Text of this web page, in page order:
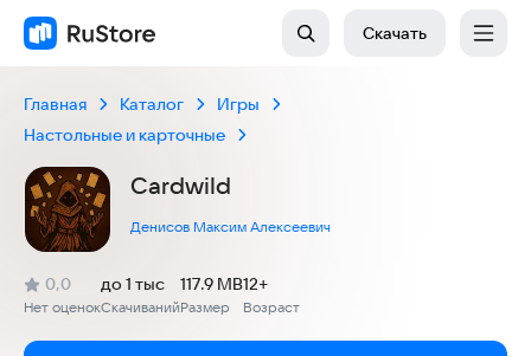
Скачать
Главная Каталог
Игры
Настольные и карточные
Cardwild
Денисов Максим Алексеевич
Рейтинг:
0,0
(
Нет оценок
)
Скачиваний
до 1 тыс
Размер
117.9 MB
Возраст
12+